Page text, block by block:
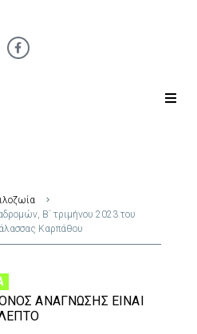
Β΄ τριμήνου 2023 του
Καρπάθου
ΑΝΆΓΝΩΣΗΣ ΕΊΝΑΙ